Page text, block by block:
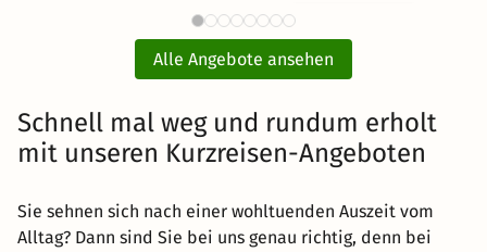
ab80 €
BELANTIS - Das AbenteuerReich
mit Hotel und Eintritt
inkl. Übernachtung und Frühstück
Zum Angebot
Alle Angebote ansehen
Schnell mal weg und rundum erholt
mit unseren Kurzreisen-Angeboten
Sie sehnen sich nach einer wohltuenden Auszeit vom
Alltag? Dann sind Sie bei uns genau richtig, denn bei